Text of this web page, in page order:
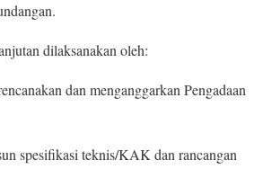
dilaksanakan oleh:
dan menganggarkan Pengadaan
spesifikasi teknis/KAK dan rancangan